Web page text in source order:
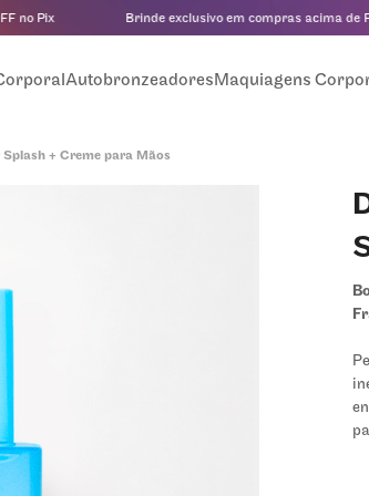
Pix Brinde exclusivo em compras acima de R$
AutobronzeadoresMaquiagens
Splash + Creme para Mãos